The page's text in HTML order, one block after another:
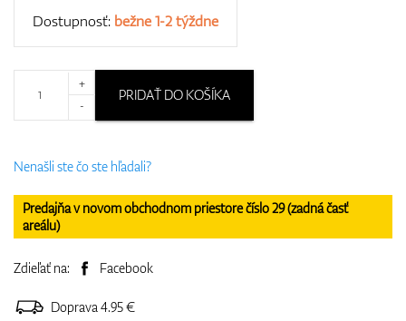
Darčekové poukážky
Dostupnosť: bežne 1-2 týždne
+
-
PRIDAŤ DO KOŠÍKA
Nenašli ste čo ste hľadali?
Predajňa v novom obchodnom priestore číslo 29 (zadná časť
areálu)
Zdieľať na: Facebook
Doprava 4.95 €